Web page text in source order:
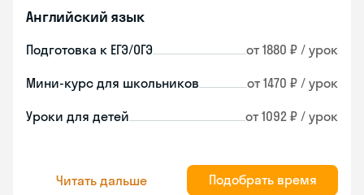
Английский язык
Подготовка к ЕГЭ/ОГЭ от 1880 ₽ / урок
Мини-курс для школьников от 1470 ₽ / урок
Уроки для детей от 1092 ₽ / урок
Читать дальше Подобрать время